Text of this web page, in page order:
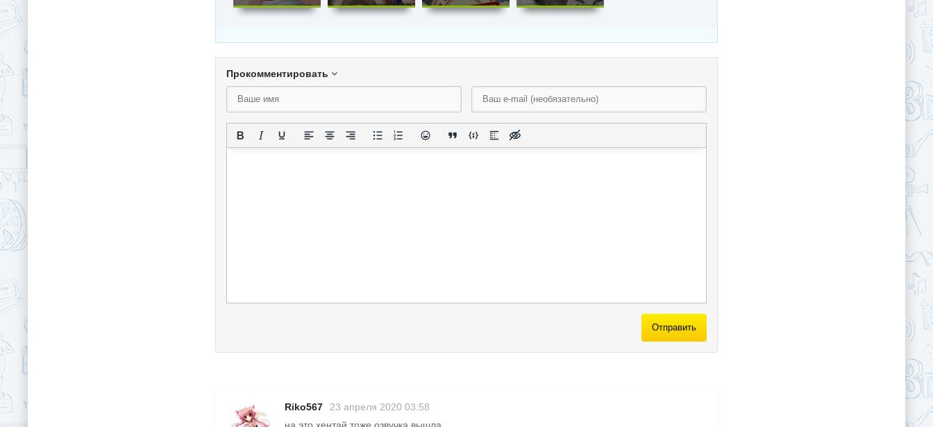
Прокомментировать
Отправить
Riko567
23 апреля 2020 03:58